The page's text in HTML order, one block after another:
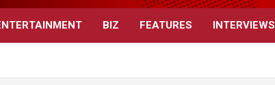
BIZ FEATURES INTERVIEWS